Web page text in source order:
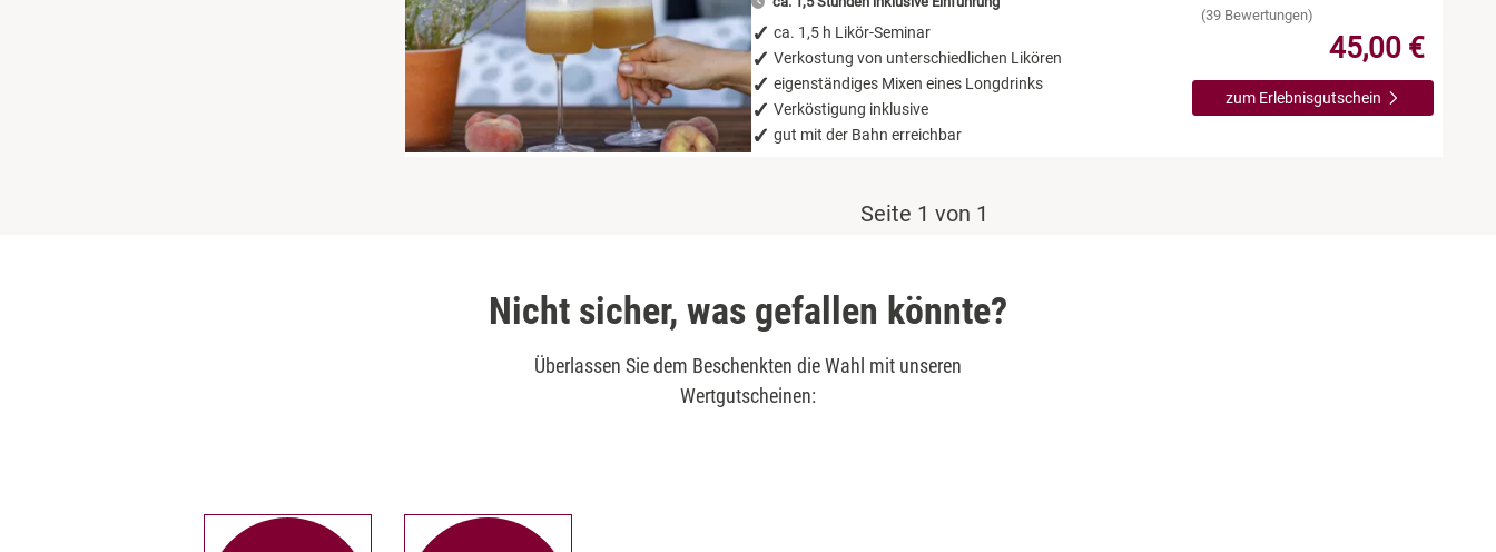
ca. 1,5 h Likör-Seminar
Verkostung von unterschiedlichen Likören
eigenständiges Mixen eines Longdrinks
Verköstigung inklusive
gut mit der Bahn erreichbar
(39 Bewertungen)
45,00 €
zum Erlebnisgutschein
Seite 1 von 1
Nicht sicher, was gefallen könnte?
Überlassen Sie dem Beschenkten die Wahl mit unseren
Wertgutscheinen: